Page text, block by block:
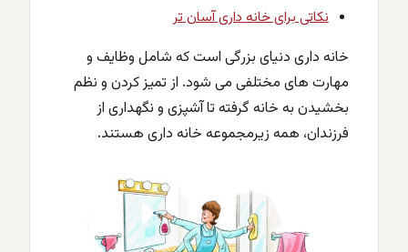
نکاتی برای خانه داری آسان تر
خانه داری دنیای بزرگی است که شامل وظایف و
مهارت های مختلفی می شود. از تمیز کردن و نظم
بخشیدن به خانه گرفته تا آشپزی و نگهداری از
فرزندان، همه زیرمجموعه خانه داری هستند.